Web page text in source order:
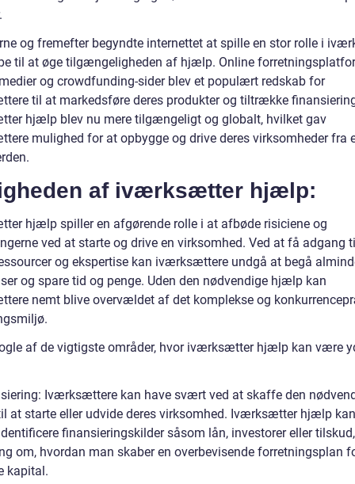
og fremefter begyndte internettet at spille en stor rolle i
til at øge tilgængeligheden af hjælp. Online
og crowdfunding-sider blev et populært redskab for
til at markedsføre deres produkter og tiltrække
hjælp blev nu mere tilgængeligt og globalt, hvilket gav
mulighed for at opbygge og drive deres virksomheder fra
af iværksætter hjælp:
hjælp spiller en afgørende rolle i at afbøde risiciene og
ved at starte og drive en virksomhed. Ved at få adgang
og ekspertise kan iværksættere undgå at begå
og spare tid og penge. Uden den nødvendige hjælp kan
nemt blive overvældet af det komplekse og
af de vigtigste områder, hvor iværksætter hjælp kan være
Iværksættere kan have svært ved at skaffe den
at starte eller udvide deres virksomhed. Iværksætter hjælp
finansieringskilder såsom lån, investorer eller
om, hvordan man skaber en overbevisende forretningsplan
kapital.